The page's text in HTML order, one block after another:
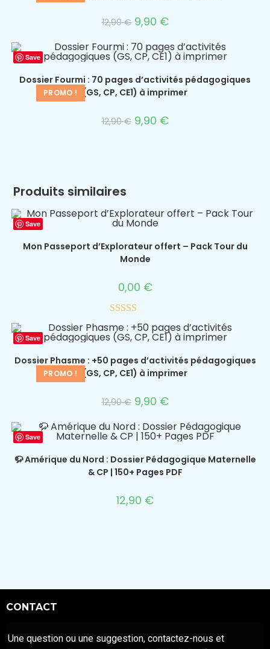
12,90€ 9,90 €
Save
PROMO !
Dossier Fourmi : 70 pages d’activités pédagogiques
(GS, CP, CE1) à imprimer
12,90€ 9,90 €
Produits similaires
Save
Mon Passeport d’Explorateur offert – Pack Tour du
Monde
0,00 €
5.00
sur 5
Save
PROMO !
Dossier Phasme : +50 pages d’activités pédagogiques
(GS, CP, CE1) à imprimer
12,90€ 9,90 €
Save
🦬 Amérique du Nord : Dossier Pédagogique Maternelle
& CP | 150+ Pages PDF
12,90 €
CONTACT
Une question ou une suggestion, contactez-nous et